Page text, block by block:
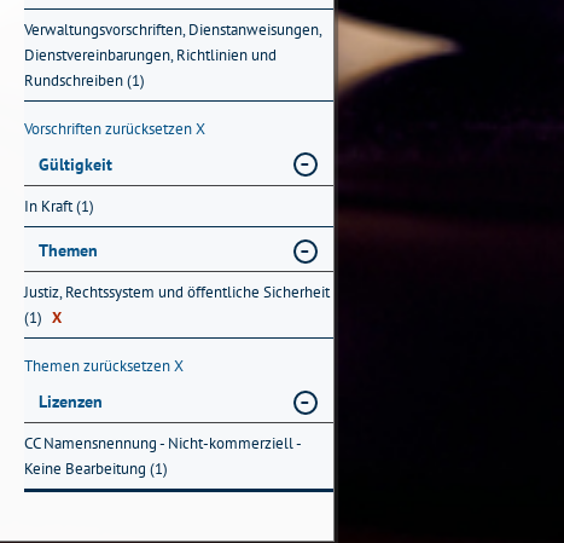
Verwaltungsvorschriften, Dienstanweisungen,
Dienstvereinbarungen, Richtlinien und
Rundschreiben (1)
Vorschriften zurücksetzenX
Gültigkeit
In Kraft (1)
Themen
Justiz, Rechtssystem und öffentliche Sicherheit
(1) X
Themen zurücksetzenX
Lizenzen
CC Namensnennung - Nicht-kommerziell -
Keine Bearbeitung (1)